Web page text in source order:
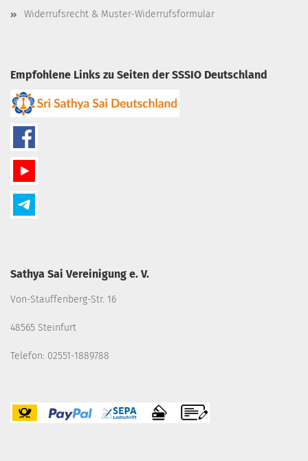
Widerrufsrecht & Muster-Widerrufsformular
Empfohlene Links zu Seiten der SSSIO Deutschland
Sathya Sai Vereinigung e. V.
Von-Stauffenberg-Str. 16
48565 Steinfurt
Telefon: 02551-1889788